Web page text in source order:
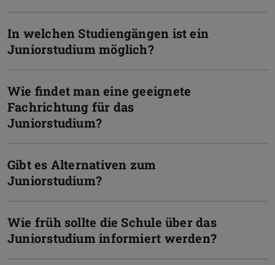
In welchen Studiengängen ist ein
Juniorstudium möglich?
Wie findet man eine geeignete
Fachrichtung für das
Juniorstudium?
Gibt es Alternativen zum
Juniorstudium?
Wie früh sollte die Schule über das
Juniorstudium informiert werden?